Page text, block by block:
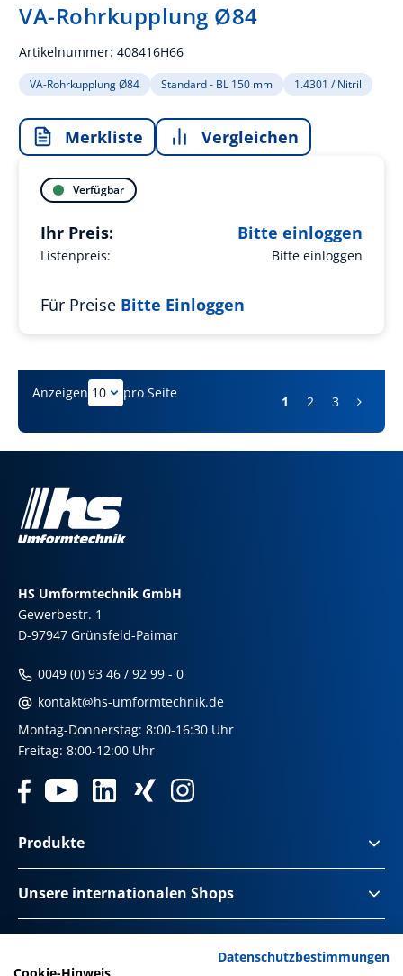
VA-Rohrkupplung Ø84
Artikelnummer: 408416H66
VA-Rohrkupplung Ø84 Standard - BL 150 mm 1.4301 / Nitril
Merkliste Vergleichen
Verfügbar
Listenpreis: Bitte einloggen
Ihr Preis: Bitte einloggen
Für Preise Bitte Einloggen
Anzeigen pro Seite 1 2 3
HS Umformtechnik GmbH
Gewerbestr. 1
D-97947 Grünsfeld-Paimar
0049 (0) 93 46 / 92 99 - 0
kontakt@hs-umformtechnik.de
Montag-Donnerstag: 8:00-16:30 Uhr
Freitag: 8:00-12:00 Uhr
Produkte
Unsere internationalen Shops
Datenschutzbestimmungen